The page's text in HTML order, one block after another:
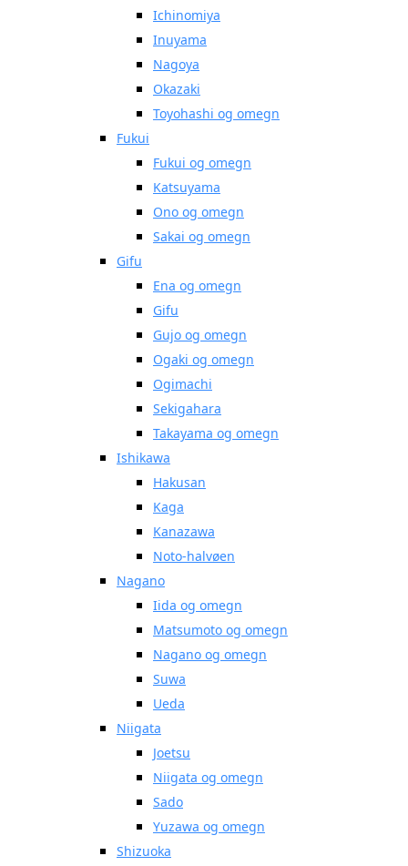
Ichinomiya
Inuyama
Nagoya
Okazaki
Toyohashi og omegn
Fukui
Fukui og omegn
Katsuyama
Ono og omegn
Sakai og omegn
Gifu
Ena og omegn
Gifu
Gujo og omegn
Ogaki og omegn
Ogimachi
Sekigahara
Takayama og omegn
Ishikawa
Hakusan
Kaga
Kanazawa
Noto-halvøen
Nagano
Iida og omegn
Matsumoto og omegn
Nagano og omegn
Suwa
Ueda
Niigata
Joetsu
Niigata og omegn
Sado
Yuzawa og omegn
Shizuoka